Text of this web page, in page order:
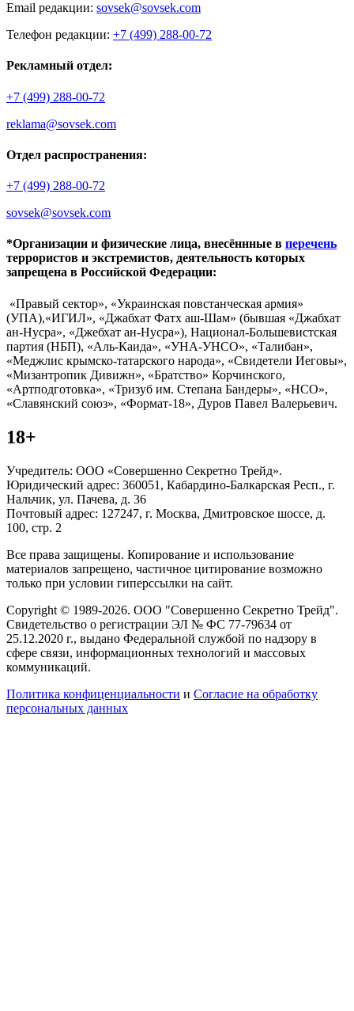
Email редакции: sovsek@sovsek.com
Телефон редакции: +7 (499) 288-00-72
Рекламный отдел:
+7 (499) 288-00-72
reklama@sovsek.com
Отдел распространения:
+7 (499) 288-00-72
sovsek@sovsek.com
*Организации и физические лица, внесённные в перечень
террористов и экстремистов, деятельность которых
запрещена в Российской Федерации:
«Правый сектор», «Украинская повстанческая армия»
(УПА),«ИГИЛ», «Джабхат Фатх аш-Шам» (бывшая «Джабхат
ан-Нусра», «Джебхат ан-Нусра»), Национал-Большевистская
партия (НБП), «Аль-Каида», «УНА-УНСО», «Талибан»,
«Меджлис крымско-татарского народа», «Свидетели Иеговы»,
«Мизантропик Дивижн», «Братство» Корчинского,
«Артподготовка», «Тризуб им. Степана Бандеры», «НСО»,
«Славянский союз», «Формат-18», Дуров Павел Валерьевич.
18+
Учредитель: ООО «Совершенно Секретно Трейд».
Юридический адрес: 360051, Кабардино-Балкарская Респ., г.
Нальчик, ул. Пачева, д. 36
Почтовый адрес: 127247, г. Москва, Дмитровское шоссе, д.
100, стр. 2
Все права защищены. Копирование и использование
материалов запрещено, частичное цитирование возможно
только при условии гиперссылки на сайт.
Copyright © 1989-2026. ООО "Совершенно Секретно Трейд".
Свидетельство о регистрации ЭЛ № ФС 77-79634 от
25.12.2020 г., выдано Федеральной службой по надзору в
сфере связи, информационных технологий и массовых
коммуникаций.
Политика конфиценциальности и Согласие на обработку
персональных данных